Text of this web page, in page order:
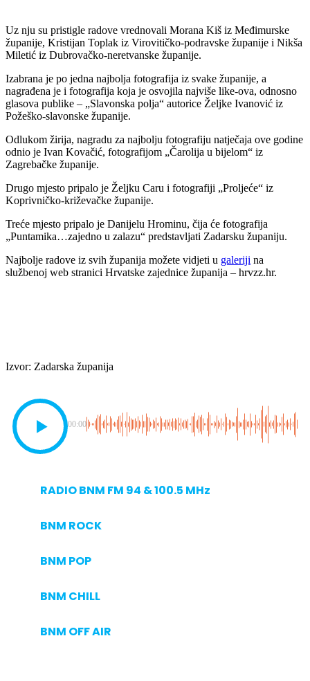
Uz nju su pristigle radove vrednovali Morana Kiš iz Međimurske
županije, Kristijan Toplak iz Virovitičko-podravske županije i Nikša
Miletić iz Dubrovačko-neretvanske županije.
Izabrana je po jedna najbolja fotografija iz svake županije, a
nagrađena je i fotografija koja je osvojila najviše like-ova, odnosno
glasova publike – „Slavonska polja“ autorice Željke Ivanović iz
Požeško-slavonske županije.
Odlukom žirija, nagradu za najbolju fotografiju natječaja ove godine
odnio je Ivan Kovačić, fotografijom „Čarolija u bijelom“ iz
Zagrebačke županije.
Drugo mjesto pripalo je Željku Caru i fotografiji „Proljeće“ iz
Koprivničko-križevačke županije.
Treće mjesto pripalo je Danijelu Hrominu, čija će fotografija
„Puntamika…zajedno u zalazu“ predstavljati Zadarsku županiju.
Najbolje radove iz svih županija možete vidjeti u galeriji na
službenoj web stranici Hrvatske zajednice županija – hrvzz.hr.
Izvor: Zadarska županija
00:00
RADIO BNM FM 94 & 100.5 MHz
BNM ROCK
BNM POP
BNM CHILL
BNM OFF AIR